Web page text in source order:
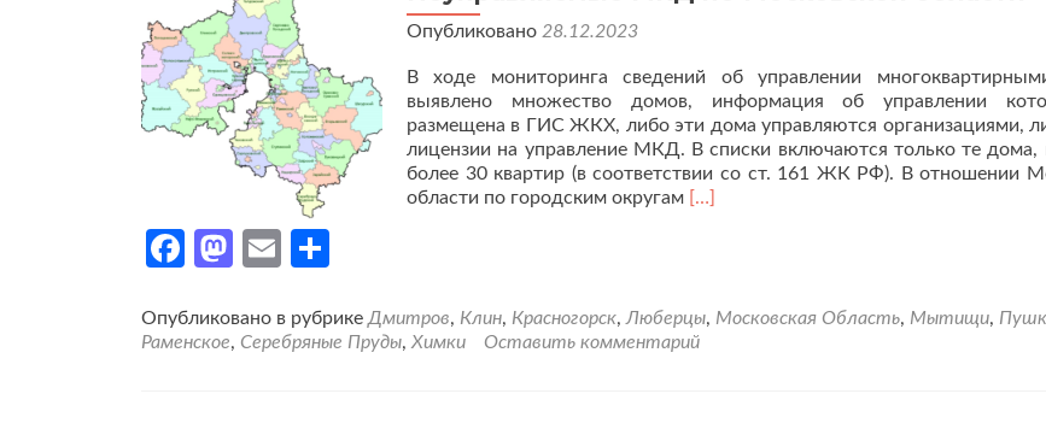
Опубликовано 28.12.2023
В ходе мониторинга сведений об управлении
выявлено множество домов, информация об управлении
размещена в ГИС ЖКХ, либо эти дома управляются организациями,
лицензии на управление МКД. В списки включаются только те дома,
более 30 квартир (в соответствии со ст. 161 ЖК РФ). В отношении
области по городским округам Читать
Московской
области
[…]
Facebook
Mastodon
Email
Опубликовано в рубрике Дмитров, Клин, Красногорск, Люберцы, Московская Область, Мытищи,
Раменское, Серебряные Пруды, Химки Оставить комментарий